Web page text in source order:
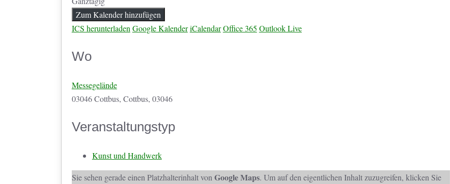
Zum Kalender hinzufügen
ICS herunterladen Google Kalender iCalendar Office 365 Outlook Live
Wo
Messegelände
03046 Cottbus, Cottbus, 03046
Veranstaltungstyp
Kunst und Handwerk
Sie sehen gerade einen Platzhalterinhalt von Google Maps. Um auf den eigentlichen Inhalt zuzugreifen, klicken Sie